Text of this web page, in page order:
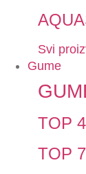
Svi
Gume
TOP
TOP